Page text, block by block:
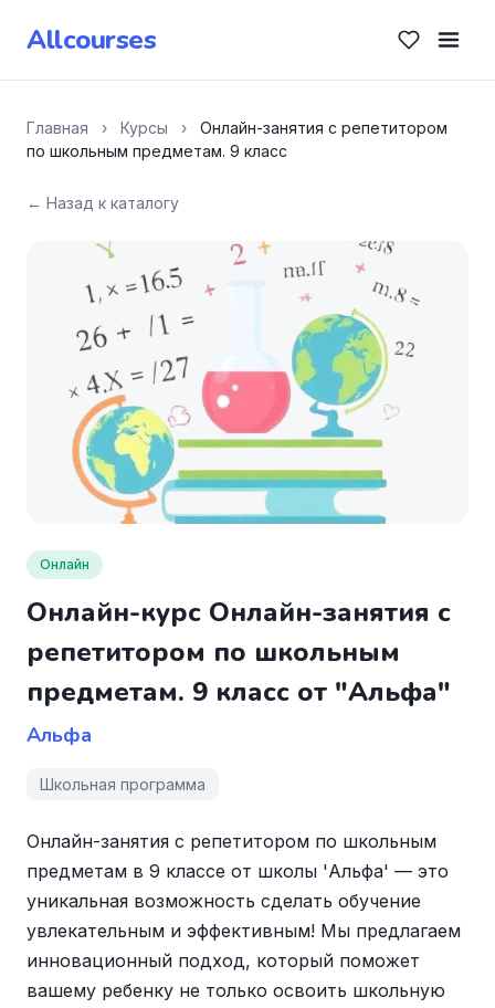
Allcourses
Главная › Курсы ›
Онлайн-занятия с репетитором
по школьным предметам. 9 класс
← Назад к каталогу
Онлайн
Онлайн-курс Онлайн-занятия с
репетитором по школьным
предметам. 9 класс от "Альфа"
Альфа
Школьная программа
Онлайн-занятия с репетитором по школьным
предметам в 9 классе от школы 'Альфа' — это
уникальная возможность сделать обучение
увлекательным и эффективным! Мы предлагаем
инновационный подход, который поможет
вашему ребенку не только освоить школьную